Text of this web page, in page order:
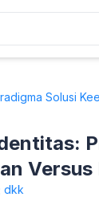
Solusi
Versus
dkk